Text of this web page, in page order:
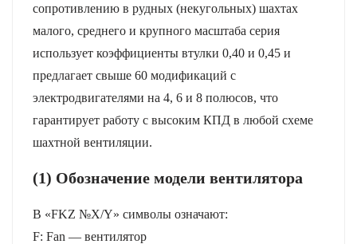
сопротивлению в рудных (некугольных) шахтах
малого, среднего и крупного масштаба серия
использует коэффициенты втулки 0,40 и 0,45 и
предлагает свыше 60 модификаций с
электродвигателями на 4, 6 и 8 полюсов, что
гарантирует работу с высоким КПД в любой схеме
шахтной вентиляции.
(1) Обозначение модели вентилятора
В «FKZ №X/Y» символы означают:
F: Fan — вентилятор